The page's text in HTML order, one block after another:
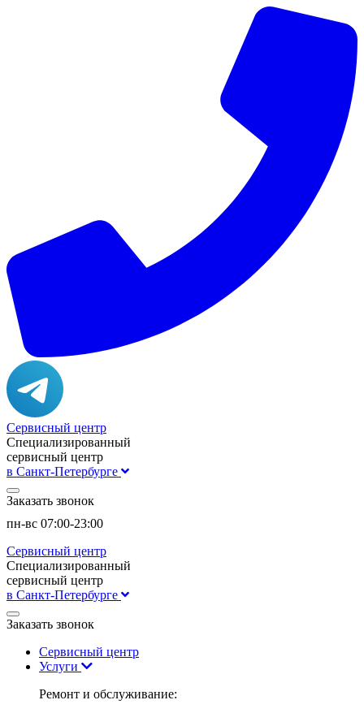
Сервисный центр
Специализированный
сервисный центр
в Санкт-Петербурге
Заказать звонок
пн-вс 07:00-23:00
Сервисный центр
Специализированный
сервисный центр
в Санкт-Петербурге
Заказать звонок
Сервисный центр
Услуги
Ремонт и обслуживание: